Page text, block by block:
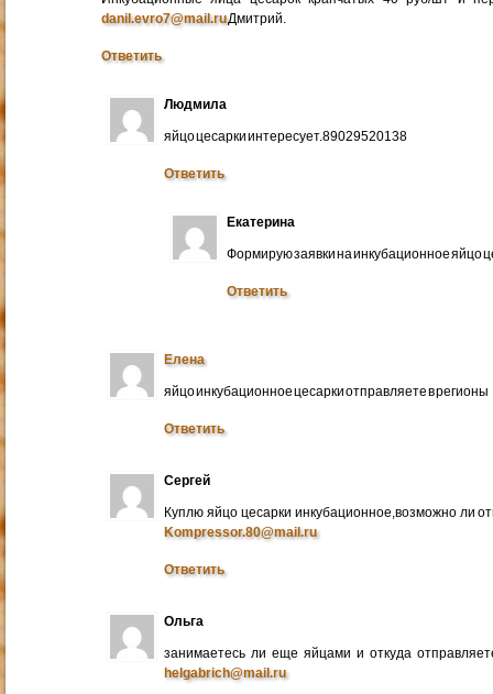
danil.evro7@mail.ruДмитрий.
Ответить
Людмила
яйцо цесарки интересует.89029520138
Ответить
Екатерина
Формирую заявки на инкубационное яйцо
Ответить
Елена
яйцо инкубационное цесарки отправляете в регионы
Ответить
Сергей
Куплю яйцо цесарки инкубационное,возможно ли
Kompressor.80@mail.ru
Ответить
Ольга
занимаетесь ли еще яйцами и откуда
helgabrich@mail.ru